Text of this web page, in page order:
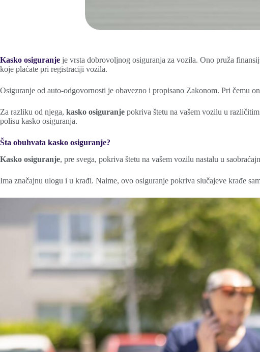
Kasko osiguranje je vrsta dobrovoljnog osiguranja za vozila. Ono pruža
koje plaćate pri registraciji vozila.
Osiguranje od auto-odgovornosti je obavezno i propisano Zakonom. Pri čemu
Za razliku od njega, kasko osiguranje pokriva štetu na vašem vozilu u
polisu kasko osiguranja.
Šta obuhvata kasko osiguranje?
Kasko osiguranje, pre svega, pokriva štetu na vašem vozilu nastalu u
Ima značajnu ulogu i u krađi. Naime, ovo osiguranje pokriva slučajeve krađe